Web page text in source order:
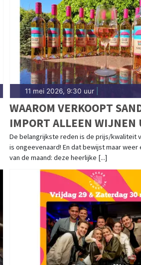
11 mei 2026, 9:30 uur|
WAAROM VERKOOPT
IMPORT ALLEEN WIJNEN
PORTUGAL?
De belangrijkste reden is de prijs/kwaliteit
is ongeevenaard! En dat bewijst maar weer
van de maand: deze heerlijke [...]